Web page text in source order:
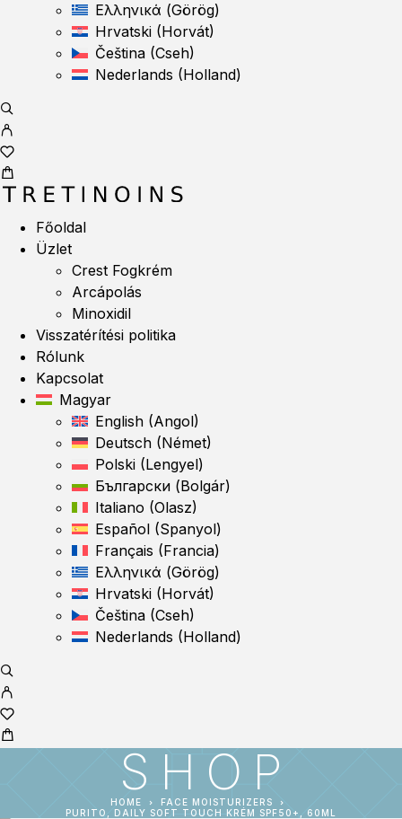
Ελληνικά (Görög)
Hrvatski (Horvát)
Čeština (Cseh)
Nederlands (Holland)
Főoldal
Üzlet
Crest Fogkrém
Arcápolás
Minoxidil
Visszatérítési politika
Rólunk
Kapcsolat
Magyar
English (Angol)
Deutsch (Német)
Polski (Lengyel)
Български (Bolgár)
Italiano (Olasz)
Español (Spanyol)
Français (Francia)
Ελληνικά (Görög)
Hrvatski (Horvát)
Čeština (Cseh)
Nederlands (Holland)
SHOP
HOME
FACE MOISTURIZERS
PURITO, DAILY SOFT TOUCH KRÉM SPF50+, 60ML